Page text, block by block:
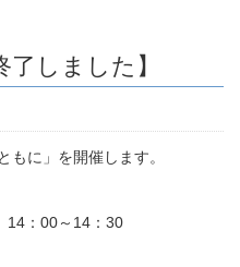
しました】
もに」を開催します。
：00～14：30